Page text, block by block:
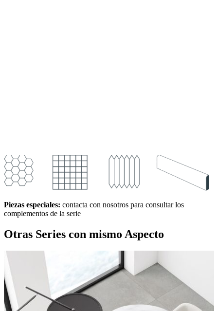
Piezas especiales: contacta con nosotros para consultar los
complementos de la serie
Otras Series con mismo Aspecto